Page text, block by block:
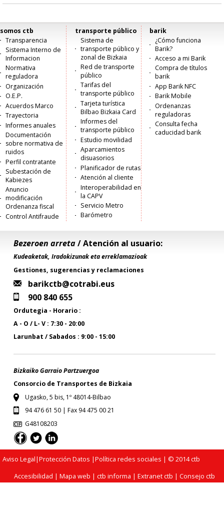
Menú
principal
somos ctb
Transparencia
Sistema Interno de
Informacion
Normativa
reguladora
Organización
O.E.P.
Acuerdos Marco
Trayectoria
Informes anuales
Documentación
sobre normativa de
ruidos
Perfil contratante
Subestación de
Kabiezes
Anuncio
modificación
Ordenanza fiscal
Control Antifraude
transporte público
Sistema de
transporte público y
zonal de Bizkaia
Red de transporte
público
Tarifas del
transporte público
Tarjeta turística
Bilbao Bizkaia Card
Informes del
transporte público
Estudio movilidad
Aparcamientos
disuasorios
Planificador de rutas
Atención al cliente
Interoperabilidad en
la CAPV
Servicio Metro
Barómetro
barik
¿Cómo funciona
Barik?
Acceso a mi Barik
Compra de títulos
barik
App Barik NFC
Barik Mobile
Ordenanzas
reguladoras
Consulta fecha
caducidad barik
Bezeroen arreta/ Atención al usuario:
Kudeaketak, Iradokizunak eta erreklamazioak
Gestiones, sugerencias y reclamaciones
barikctb@cotrabi.eus
900 840 655
Ordutegia - Horario :
A - O / L- V : 7:30 - 20:00
Larunbat / Sabados : 9:00 - 15:00
Bizkaiko Garraio Partzuergoa
Consorcio de Transportes de Bizkaia
Ugasko, 5 bis, 1º 48014-Bilbao
94 476 61 50 | Fax 94 475 00 21
G48108203
Aviso Legal|Protección Datos |Política redes sociales | © 2014 ctb
Accesibilidad |Mapa web |ctb informa |Extranet ctb |Consejo ctb